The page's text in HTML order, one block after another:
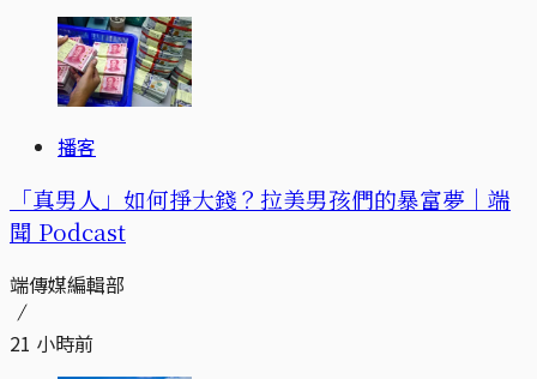
播客
「真男人」如何掙大錢？拉美男孩們的暴富夢｜端
聞 Podcast
端傳媒編輯部
21 小時前